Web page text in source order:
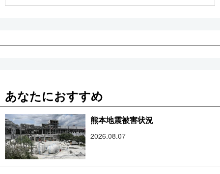
あなたにおすすめ
熊本地震被害状況
2026.08.07